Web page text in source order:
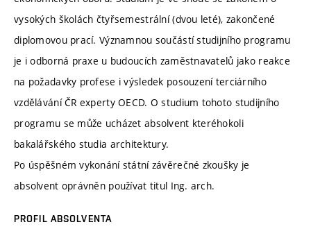
vysokých školách čtyřsemestrální (dvou leté), zakončené
diplomovou prací. Významnou součástí studijního programu
je i odborná praxe u budoucích zaměstnavatelů jako reakce
na požadavky profese i výsledek posouzení terciárního
vzdělávání ČR experty OECD. O studium tohoto studijního
programu se může ucházet absolvent kteréhokoli
bakalářského studia architektury.
Po úspěšném vykonání státní závěrečné zkoušky je
absolvent oprávněn používat titul Ing. arch.
PROFIL ABSOLVENTA